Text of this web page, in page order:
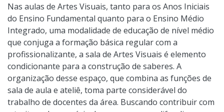
Nas aulas de Artes Visuais, tanto para os Anos Iniciais
do Ensino Fundamental quanto para o Ensino Médio
Integrado, uma modalidade de educação de nível médio
que conjuga a formação básica regular com a
profissionalizante, a sala de Artes Visuais é elemento
condicionante para a construção de saberes. A
organização desse espaço, que combina as funções de
sala de aula e ateliê, toma parte considerável do
trabalho de docentes da área. Buscando contribuir com